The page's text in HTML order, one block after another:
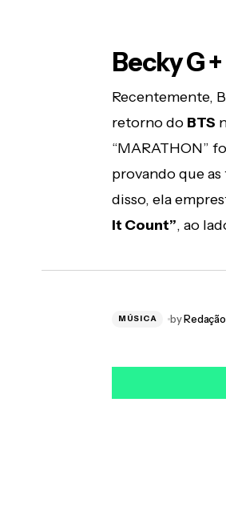
Becky G
Recentemente,
retorno do BTS
“MARATHON”
provando que
disso, ela
It Count”, ao
MÚSICA byRedação